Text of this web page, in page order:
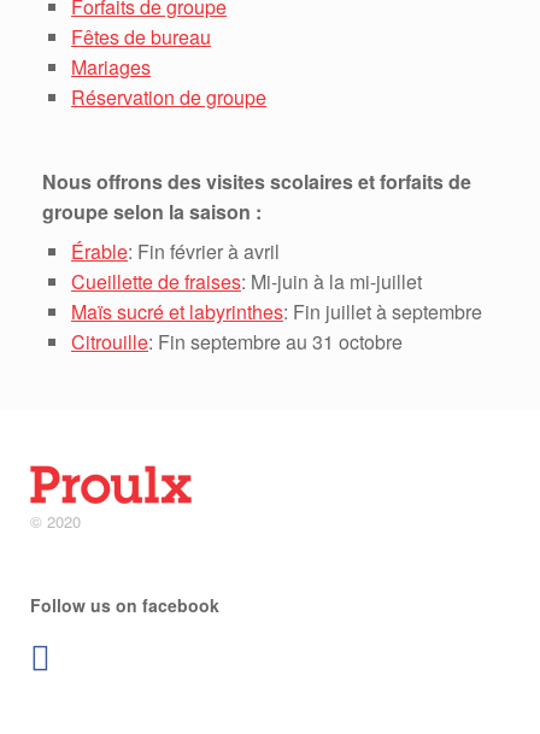
Forfaits de groupe
Fêtes de bureau
Mariages
Réservation de groupe
Nous offrons des visites scolaires et forfaits de
groupe selon la saison :
Érable: Fin février à avril
Cueillette de fraises: Mi-juin à la mi-juillet
Maïs sucré et labyrinthes: Fin juillet à septembre
Citrouille: Fin septembre au 31 octobre
© 2020
Follow us on facebook